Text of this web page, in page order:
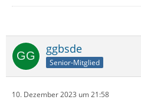
ggbsde
Senior-Mitglied
10. Dezember 2023 um 21:58